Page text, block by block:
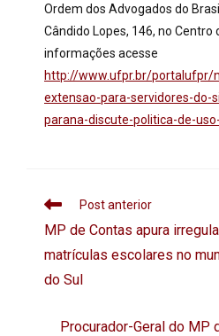
Ordem dos Advogados do
Cândido Lopes, 146, no Centro
informações acesse
http://www.ufpr.br/portalufpr/
extensao-para-servidores-do-
parana-discute-politica-de-
Post anterior
MP de Contas apura
matrículas escolares no
do Sul
Procurador-Geral do MP